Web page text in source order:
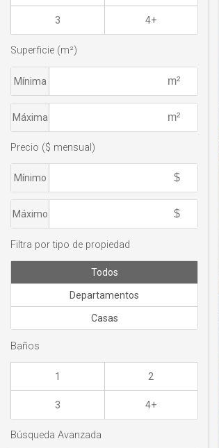
3 4+
Superficie (m²)
Mínima
Máxima
Precio ($ mensual)
Mínimo
Máximo
Filtra por tipo de propiedad
Todos
Departamentos
Casas
Baños
1 2
3 4+
Búsqueda Avanzada